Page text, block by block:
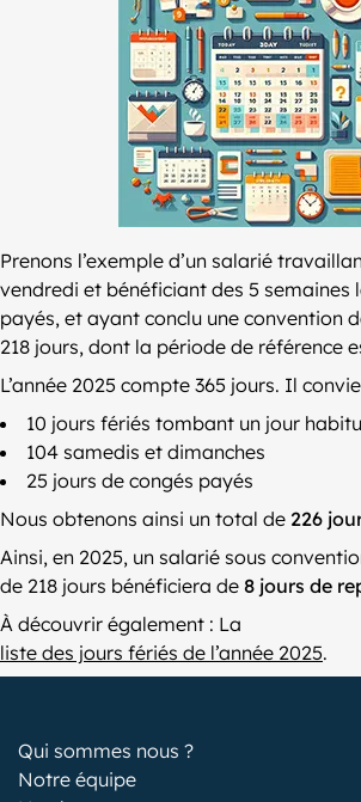
Prenons l’exemple d’un salarié
vendredi et bénéficiant des 5 semaines
payés, et ayant conclu une convention
218 jours, dont la période de référence
L’année 2025 compte 365 jours. Il
10 jours fériés tombant un jour
104 samedis et dimanches
25 jours de congés payés
Nous obtenons ainsi un total de 226
Ainsi, en 2025, un salarié sous
de 218 jours bénéficiera de 8 jours de
À découvrir également : La
liste des jours fériés de l’année 2025.
Qui sommes nous ?
Notre équipe